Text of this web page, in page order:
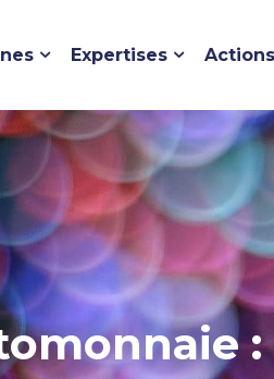
Expertises